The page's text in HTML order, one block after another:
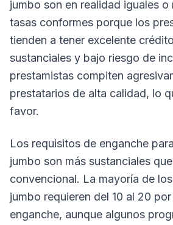
jumbo son en realidad iguales o
tasas conformes porque los
tienden a tener excelente
sustanciales y bajo riesgo de
prestamistas compiten
prestatarios de alta calidad, lo
favor.
Los requisitos de enganche
jumbo son más sustanciales
convencional. La mayoría de
jumbo requieren del 10 al 20
enganche, aunque algunos